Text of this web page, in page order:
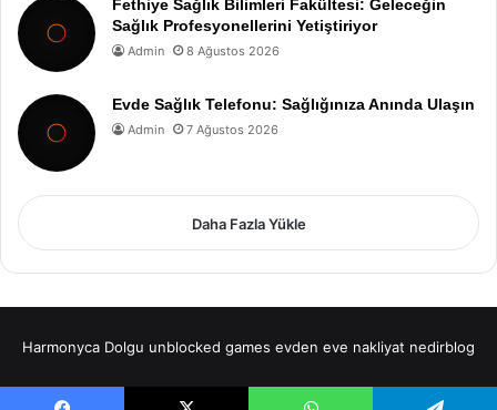
Fethiye Sağlık Bilimleri Fakültesi: Geleceğin
Sağlık Profesyonellerini Yetiştiriyor
Admin 8 Ağustos 2026
Evde Sağlık Telefonu: Sağlığınıza Anında Ulaşın
Admin 7 Ağustos 2026
Daha Fazla Yükle
Harmonyca Dolgu unblocked games evden eve nakliyat nedirblog